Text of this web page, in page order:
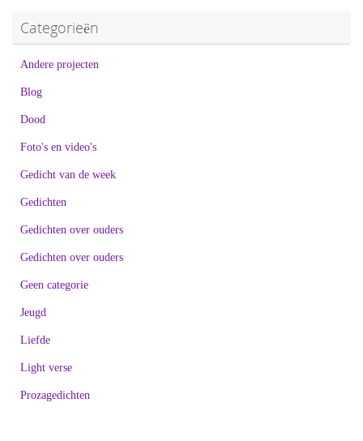
Categorieën
Andere projecten
Blog
Dood
Foto's en video's
Gedicht van de week
Gedichten
Gedichten over ouders
Gedichten over ouders
Geen categorie
Jeugd
Liefde
Light verse
Prozagedichten